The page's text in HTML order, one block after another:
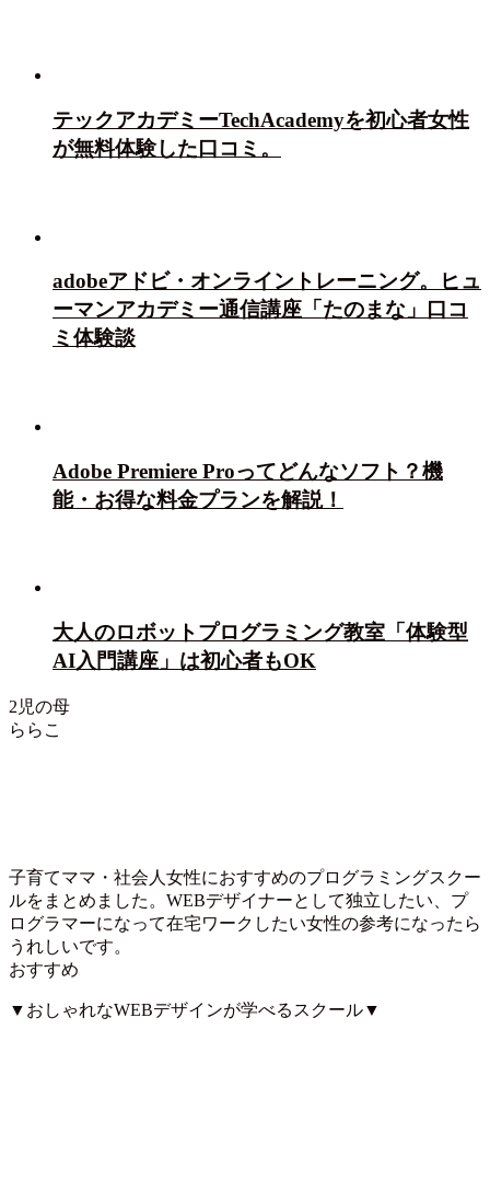
テックアカデミーTechAcademyを初心者女性
が無料体験した口コミ。
adobeアドビ・オンライントレーニング。ヒュ
ーマンアカデミー通信講座「たのまな」口コ
ミ体験談
Adobe Premiere Proってどんなソフト？機
能・お得な料金プランを解説！
大人のロボットプログラミング教室「体験型
AI入門講座」は初心者もOK
2児の母
ららこ
子育てママ・社会人女性におすすめのプログラミングスクー
ルをまとめました。WEBデザイナーとして独立したい、プ
ログラマーになって在宅ワークしたい女性の参考になったら
うれしいです。
おすすめ
▼おしゃれなWEBデザインが学べるスクール▼